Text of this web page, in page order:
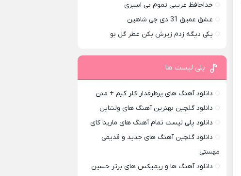
خداحافظ غریبی تموم بی اسیری
عشق عمیق 31 دی جی شاهین
یکی دیگه زدم زیرش بکن عطر گل بو
پلی لیست ها
دانلود آهنگ های پرطرفدار کلر کیم + متن
دانلود گلچین بهترین آهنگ های ولنتاین
دانلود پلی لیست تمام آهنگ های مارینا کای
دانلود گلچین آهنگ های جدید و قدیمی
مهستی
دانلود آهنگ ها و ریمیکس های برتر حسین